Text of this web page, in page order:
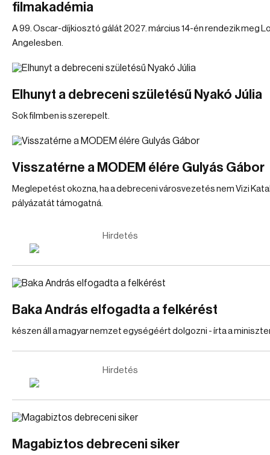
filmakadémia
A 99. Oscar-díjkiosztó gálát 2027. március 14-én rendezik meg
Angelesben.
Elhunyt a debreceni születésű Nyakó Júlia
Sok filmben is szerepelt.
Visszatérne a MODEM élére Gulyás Gábor
Meglepetést okozna, ha a debreceni városvezetés nem Vizi
pályázatát támogatná.
Hirdetés
Baka András elfogadta a felkérést
készen áll a magyar nemzet egységéért dolgozni - írta a
Hirdetés
Magabiztos debreceni siker